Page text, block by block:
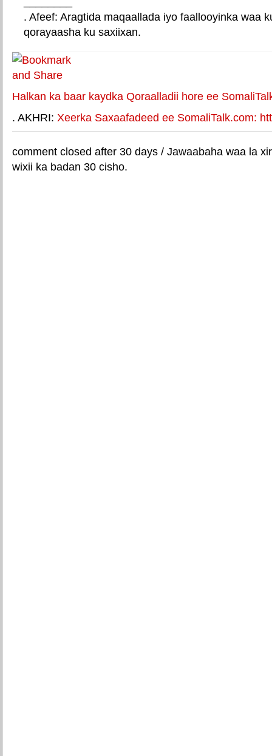
. Afeef: Aragtida maqaallada iyo faallooyinka waa
qorayaasha ku saxiixan.
Halkan ka baar kaydka Qoraalladii hore ee
. AKHRI: Xeerka Saxaafadeed ee SomaliTalk.com:
comment closed after 30 days / Jawaabaha waa la
wixii ka badan 30 cisho.